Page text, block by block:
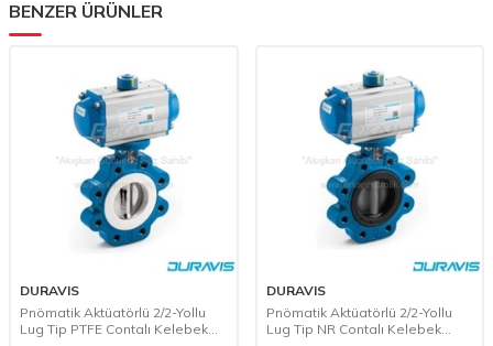
BENZER ÜRÜNLER
DURAVIS
Pnömatik Aktüatörlü 2/2-Yollu
Lug Tip PTFE Contalı Kelebek
DURAVIS
Pnömatik Aktüatörlü 2/2-Yollu
Lug Tip NR Contalı Kelebek